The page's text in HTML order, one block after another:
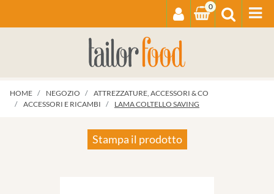
0
HOME NEGOZIO
ATTREZZATURE, ACCESSORI & CO
ACCESSORI E RICAMBI
LAMA COLTELLO SAVING
Stampa il prodotto